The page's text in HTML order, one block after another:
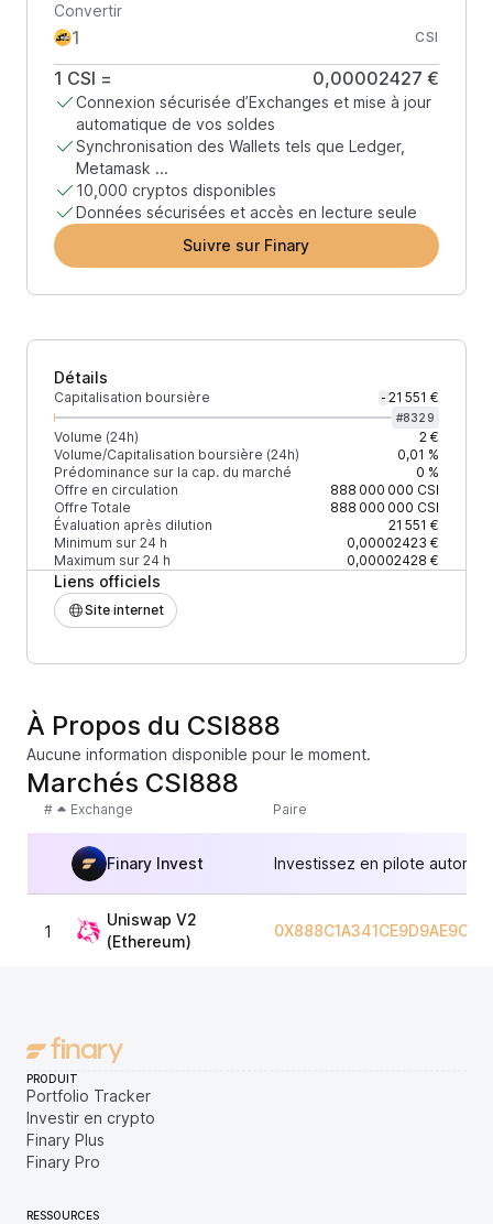
Convertir
CSI
1 CSI = 0,00002427 €
Connexion sécurisée d’Exchanges et mise à jour
automatique de vos soldes
Synchronisation des Wallets tels que Ledger,
Metamask ...
10,000 cryptos disponibles
Données sécurisées et accès en lecture seule
Suivre sur Finary
Détails
Capitalisation boursière - 21 551 €
#8329
Volume (24h)
2 €
Volume/Capitalisation boursière (24h)
0,01 %
Prédominance sur la cap. du marché
0 %
Offre en circulation
888 000 000 CSI
Offre Totale
888 000 000 CSI
Évaluation après dilution
21 551 €
Minimum sur 24 h
0,00002423 €
Maximum sur 24 h
0,00002428 €
Liens officiels
Site internet
À Propos du CSI888
Aucune information disponible pour le moment.
Marchés CSI888
# Exchange Paire
Finary Invest Investissez en pilote
1
Uniswap V2
(Ethereum)
PRODUIT
Portfolio Tracker
Investir en crypto
Finary Plus
Finary Pro
RESSOURCES